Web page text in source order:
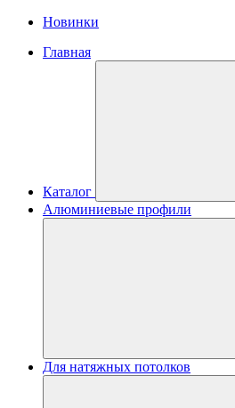
Новинки
Главная
Каталог
Алюминиевые профили
Для натяжных потолков